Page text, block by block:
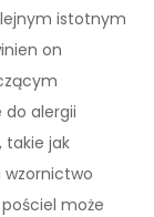
istotnym
on
do alergii
takie jak
wzornictwo
może